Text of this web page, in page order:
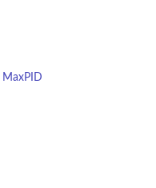
MaxPID